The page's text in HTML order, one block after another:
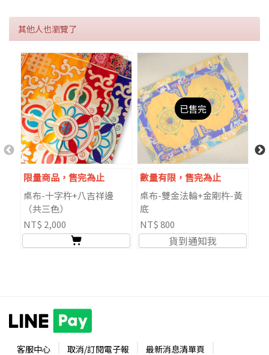
其他人也瀏覽了
限量商品，售完為止
桌布-十字杵+八吉祥邊
（共三色）
NT$ 2,000
已售完
數量有限，售完為止
桌布-雙金法輪+金剛杵-黃
底
NT$ 800
貨到通知我
客服中心 取消/訂閱電子報 最新消息清單頁